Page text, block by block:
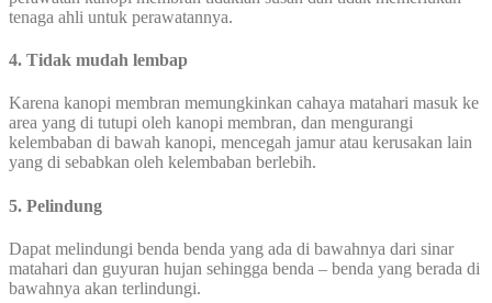
tenaga ahli untuk perawatannya.
4. Tidak mudah lembap
Karena kanopi membran memungkinkan cahaya matahari masuk ke
area yang di tutupi oleh kanopi membran, dan mengurangi
kelembaban di bawah kanopi, mencegah jamur atau kerusakan lain
yang di sebabkan oleh kelembaban berlebih.
5. Pelindung
Dapat melindungi benda benda yang ada di bawahnya dari sinar
matahari dan guyuran hujan sehingga benda – benda yang berada di
bawahnya akan terlindungi.